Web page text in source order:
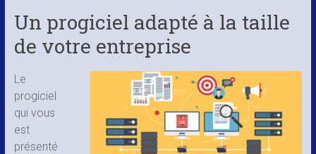
Un progiciel adapté à la taille
de votre entreprise
Le
progiciel
qui vous
est
présenté